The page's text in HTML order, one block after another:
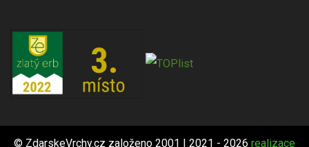
© ZdarskeVrchy.cz založeno 2001 | 2021 - 2026 realizace